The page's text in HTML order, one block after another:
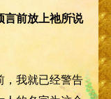
言前放上祂所说
，我就已经警告